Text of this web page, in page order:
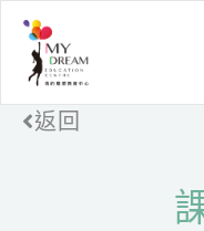
返回